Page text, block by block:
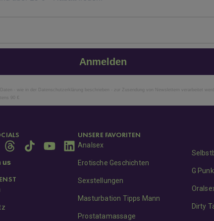
Anmelden
- wie in der Datenschutzerklärung beschrieben - zur Zusendung von Newslettern verarbeitet
90 €
us
UNSERE FAVORITEN
Analsex
Erotische Geschichten
Sexstellungen
Masturbation Tipps Mann
Prostatamassage
G
Dirty